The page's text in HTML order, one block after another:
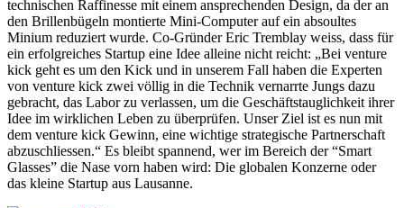
technischen Raffinesse mit einem ansprechenden Design, da der an
den Brillenbügeln montierte Mini-Computer auf ein absoultes
Minium reduziert wurde. Co-Gründer Eric Tremblay weiss, dass für
ein erfolgreiches Startup eine Idee alleine nicht reicht: „Bei venture
kick geht es um den Kick und in unserem Fall haben die Experten
von venture kick zwei völlig in die Technik vernarrte Jungs dazu
gebracht, das Labor zu verlassen, um die Geschäftstauglichkeit ihrer
Idee im wirklichen Leben zu überprüfen. Unser Ziel ist es nun mit
dem venture kick Gewinn, eine wichtige strategische Partnerschaft
abzuschliessen.“ Es bleibt spannend, wer im Bereich der “Smart
Glasses” die Nase vorn haben wird: Die globalen Konzerne oder
das kleine Startup aus Lausanne.